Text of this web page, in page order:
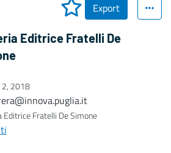
Export
Editrice Fratelli De
2018
Editrice Fratelli De Simone